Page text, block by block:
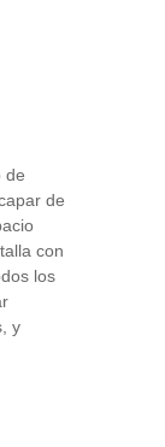
de
de
con
los
y